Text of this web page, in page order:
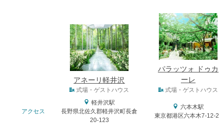
おトクな特典つきフェア
残◯
【来館特典】Amazonギフト券１万円
フェア一覧
アネーリ軽井沢
パラッツォ ドゥカ
ーレ
式場・ゲストハウス 式場・ゲストハウス
アクセス
軽井沢駅
長野県北佐久郡軽井沢町長倉
20-123
六本木駅
東京都港区六本木7-12-